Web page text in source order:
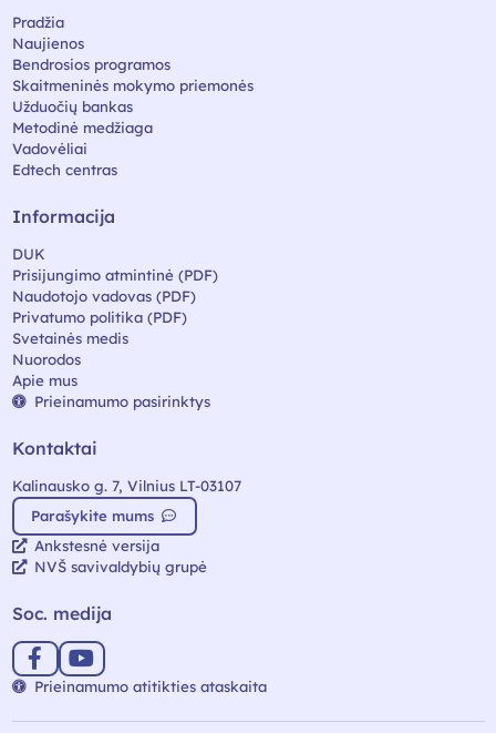
Pradžia
Naujienos
Bendrosios programos
Skaitmeninės mokymo priemonės
Užduočių bankas
Metodinė medžiaga
Vadovėliai
Edtech centras
Informacija
DUK
Prisijungimo atmintinė (PDF)
Naudotojo vadovas (PDF)
Privatumo politika (PDF)
Svetainės medis
Nuorodos
Apie mus
Prieinamumo pasirinktys
Kontaktai
Kalinausko g. 7, Vilnius LT-03107
Parašykite mums
Ankstesnė versija
NVŠ savivaldybių grupė
Soc. medija
Prieinamumo atitikties ataskaita